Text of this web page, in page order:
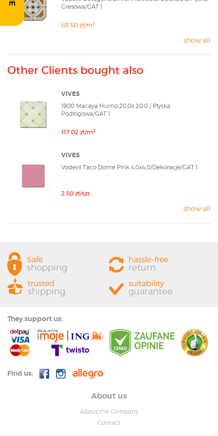
Gresowa/GAT 1
131.50 zł/m2
show all
Other Clients bought also
VIVES
1900 Macaya Humo 20,0x 20,0 / Płytka
Podłogowa/GAT 1
117.02 zł/m2
VIVES
Vodevil Taco Dome Pink 4,0x4,0/Dekoracje/GAT 1
2.50 zł/szt.
show all
Safe
shopping
hassle-free
return
trusted
shipping
suitability
guarantee
They support us:
Find us:
About us
About the Company
Contact